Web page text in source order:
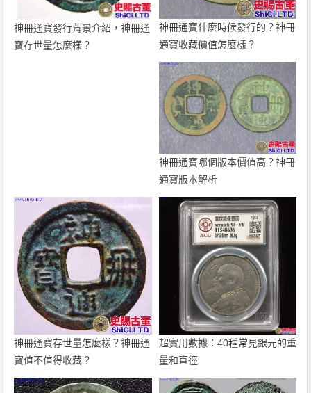
神冊通寶發行背景介紹，神冊通
寶存世量怎麼樣？
神冊通寶什麼時候發行的？神冊
通寶收藏價值怎麼樣？
神冊通寶哪個版本價值高？神冊
通寶版本解析
神冊通寶存世量怎麼樣？神冊通
寶值不值得收藏？
超實用數據：40種常見銀元的重
量和直徑